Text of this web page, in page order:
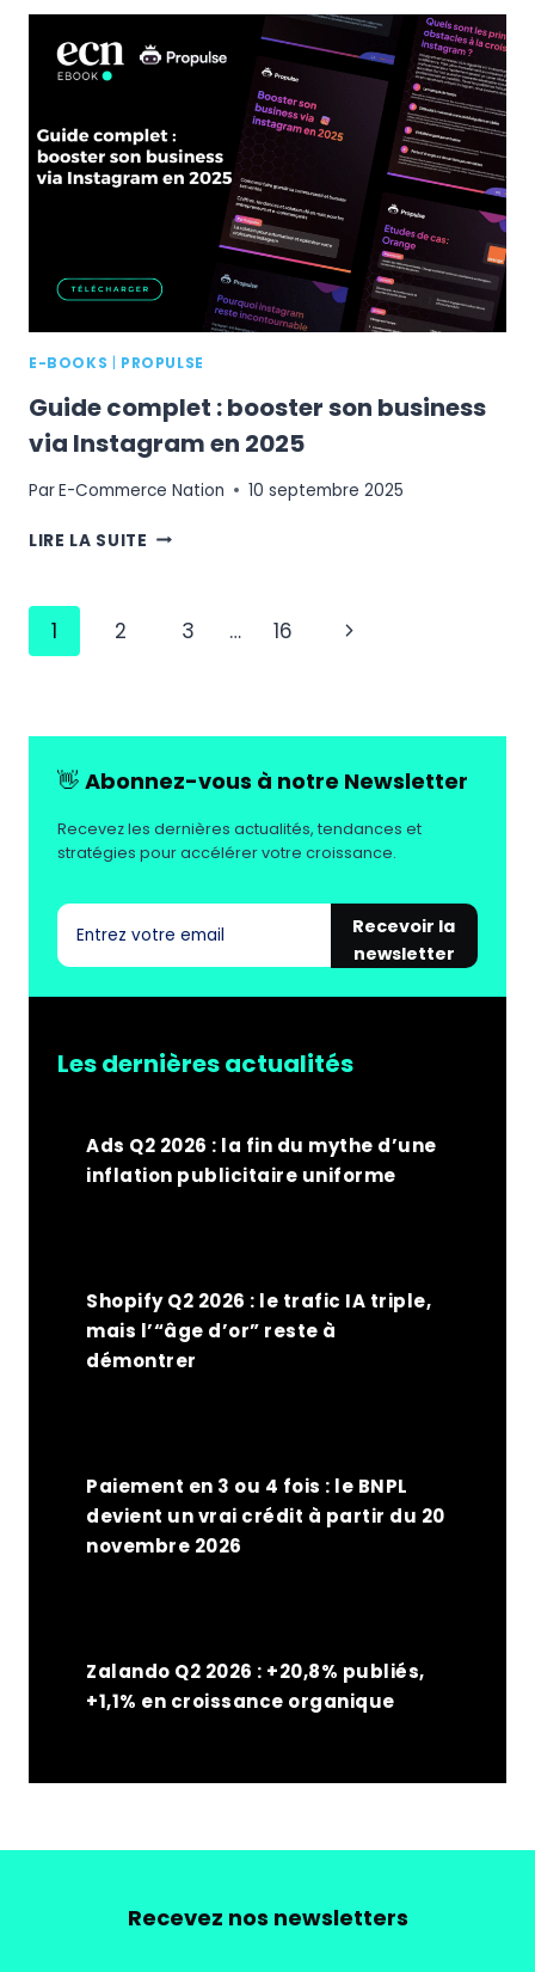
2025
:
COMMENT
CONVERSIONS
PENDANT
L’ÉVÉNEMENT
COMMERCIAL
INTENSE
?
E-BOOKS PROPULSE
Guide complet : booster son business
via Instagram en 2025
ParE-Commerce Nation 10 septembre 2025
LIRE LA SUITE GUIDE
SON
EN
Navigation
de
1 2 3 … 16
Page
👋 Abonnez-vous à notre Newsletter
Recevez les dernières actualités, tendances et
stratégies pour accélérer votre croissance.
Recevoir la
newsletter
Les dernières actualités
Ads Q2 2026 : la fin du mythe d’une
inflation publicitaire uniforme
Shopify Q2 2026 : le trafic IA triple,
mais l’“âge d’or” reste à
démontrer
Paiement en 3 ou 4 fois : le BNPL
devient un vrai crédit à partir du 20
novembre 2026
Zalando Q2 2026 : +20,8% publiés,
+1,1% en croissance organique
Recevez nos newsletters